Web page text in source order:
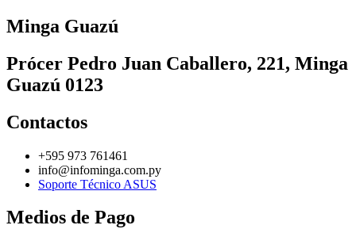
Minga Guazú
Prócer Pedro Juan Caballero, 221, Minga
Guazú 0123
Contactos
+595 973 761461
info@infominga.com.py
Soporte Técnico ASUS
Medios de Pago